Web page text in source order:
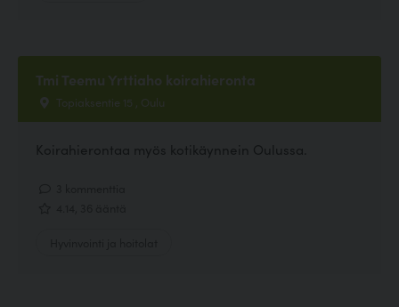
Tmi Teemu Yrttiaho koirahieronta
Topiaksentie 15 , Oulu
Koirahierontaa myös kotikäynnein Oulussa.